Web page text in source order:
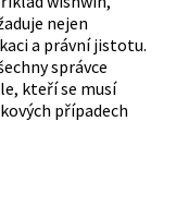
nejen
a právní jistotu.
správce
kteří se musí
případech